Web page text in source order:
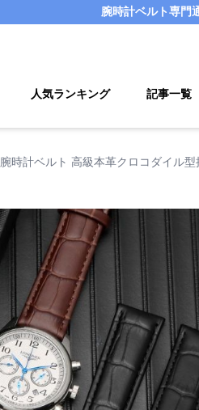
腕時計ベルト専門
人気ランキング 記事一覧
腕時計ベルト 高級本革クロコダイル型